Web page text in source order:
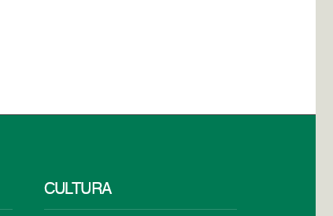
CULTURA